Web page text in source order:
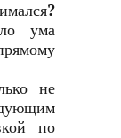
ума
не
по